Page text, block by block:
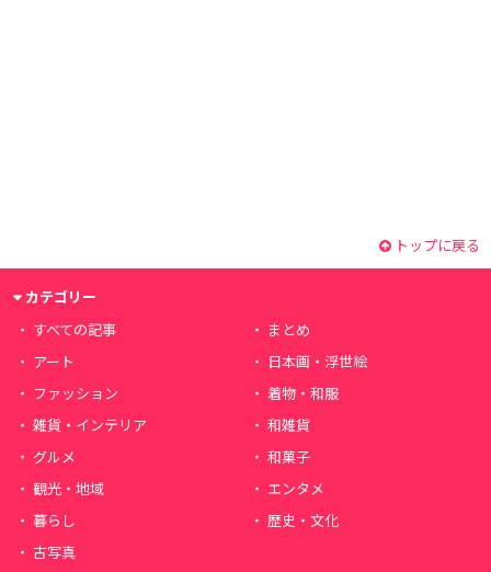
トップに戻る
カテゴリー
すべての記事
まとめ
アート
日本画・浮世絵
ファッション
着物・和服
雑貨・インテリア
和雑貨
グルメ
和菓子
観光・地域
エンタメ
暮らし
歴史・文化
古写真